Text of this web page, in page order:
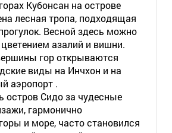
Кубонсан на острове
лесная тропа, подходящая
Весной здесь можно
азалий и вишни.
гор открываются
виды на Инчхон и на
аэропорт .
остров Сидо за чудесные
гармонично
и море, часто становился